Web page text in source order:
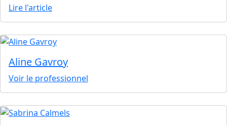
Lire l'article
Aline Gavroy
Voir le professionnel